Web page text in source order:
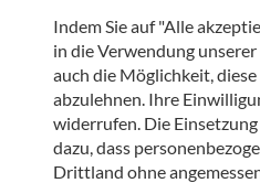
der Menschenwürde. Im
Form die grundlegenden
vermittelt.
8 Euro
INFORMATIONEN ZUR
Keine Anmeldung
Indem Sie auf "Alle
in die Verwendung
auch die Möglichkeit,
abzulehnen. Ihre
widerrufen. Die
dazu, dass
Drittland ohne